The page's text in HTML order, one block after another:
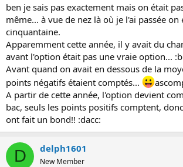
ben je sais pas exactement mais on était
même... à vue de nez là où je l'ai passée
cinquantaine.
Apparemment cette année, il y avait du
avant l'option était pas une vraie option...
Avant quand on avait en dessous de la
points négatifs étaient comptés...
A partir de cette année, l'option devient
bac, seuls les points positifs comptent,
ont fait un bond!! :dacc:
D delph1601
New Member